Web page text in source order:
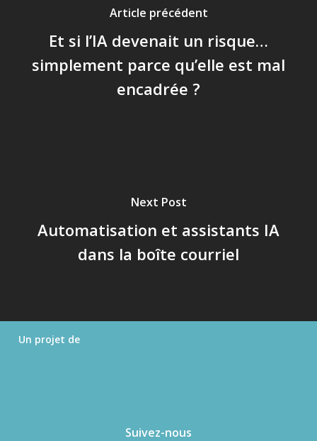
Article précédent
Et si l’IA devenait un risque…
simplement parce qu’elle est mal
encadrée ?
Next Post
Automatisation et assistants IA
dans la boîte courriel
Un projet de
Suivez-nous